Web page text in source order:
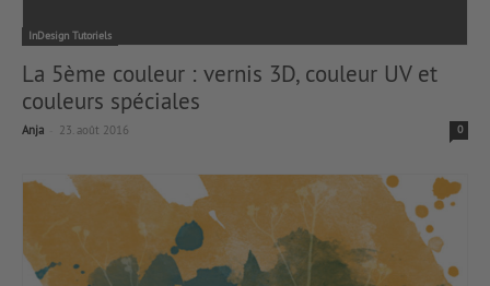
InDesign Tutoriels
La 5ème couleur : vernis 3D, couleur UV et
couleurs spéciales
Anja 23. août 2016 0